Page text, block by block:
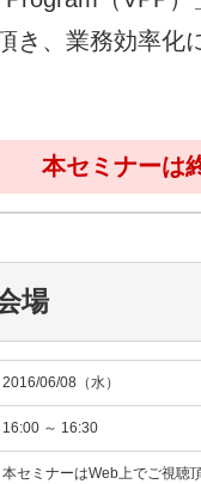
き、業務効率化
本セミナーは
場
2016/06/08（水）
16:00 ～ 16:30
本セミナーはWeb上でご視聴